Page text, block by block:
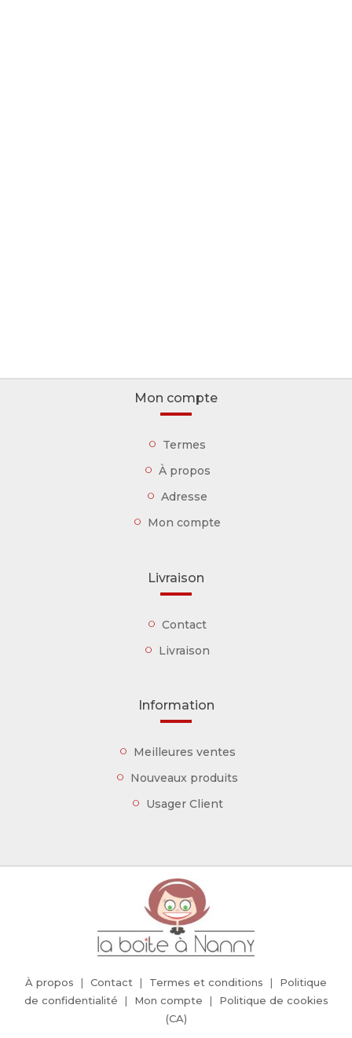
Mon compte
Termes
À propos
Adresse
Mon compte
Livraison
Contact
Livraison
Information
Meilleures ventes
Nouveaux produits
Usager Client
À propos Contact Termes et conditions
Politique
de confidentialité
Mon compte
Politique de cookies
(CA)